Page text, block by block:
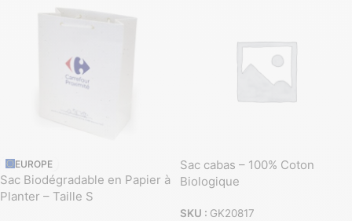
EUROPE
Sac Biodégradable en Papier à
Planter – Taille S
Sac cabas – 100% Coton
Biologique
SKU : GK20817